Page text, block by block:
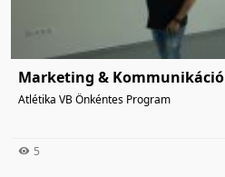
Marketing & Kommunikáció
Atlétika VB Önkéntes Program
5